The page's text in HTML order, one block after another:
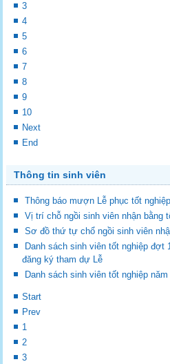
3
4
5
6
7
8
9
10
Next
End
Thông tin sinh viên
Thông báo mượn Lễ phục tốt nghiệp
Vị trí chỗ ngồi sinh viên nhận bằng
Sơ đồ thứ tự chổ ngồi sinh viên
Danh sách sinh viên tốt nghiệp
đăng ký tham dự Lễ
Danh sách sinh viên tốt nghiệp
Start
Prev
1
2
3